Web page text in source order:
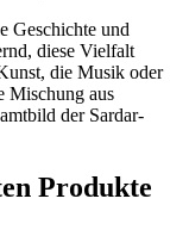
⁣Geschichte und
diese Vielfalt
die Musik oder
Mischung⁢ aus
der ⁣Sardar-
Produkte⁤